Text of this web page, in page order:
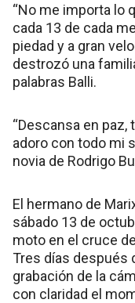
“No me importa lo
cada 13 de cada
piedad y a gran
destrozó una
palabras Balli.
“Descansa en paz,
adoro con todo mi
novia de Rodrigo
El hermano de
sábado 13 de
moto en el cruce
Tres días después
grabación de la
con claridad el